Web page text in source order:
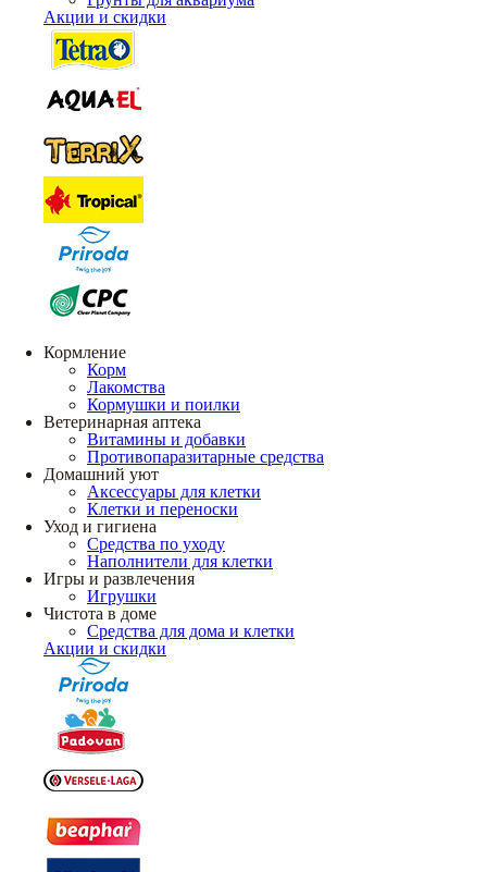
Акции и скидки
Кормление
Корм
Лакомства
Кормушки и поилки
Ветеринарная аптека
Витамины и добавки
Противопаразитарные средства
Домашний уют
Аксессуары для клетки
Клетки и переноски
Уход и гигиена
Средства по уходу
Наполнители для клетки
Игры и развлечения
Игрушки
Чистота в доме
Средства для дома и клетки
Акции и скидки